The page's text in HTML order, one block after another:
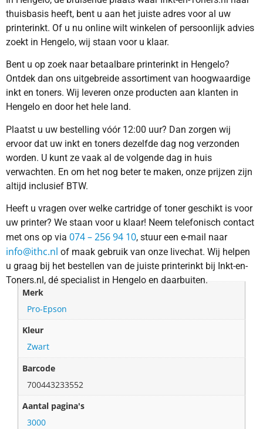
thuisbasis heeft, bent u aan het juiste adres voor al uw
printerinkt. Of u nu online wilt winkelen of persoonlijk advies
zoekt in Hengelo, wij staan voor u klaar.
Bent u op zoek naar betaalbare printerinkt in Hengelo?
Ontdek dan ons uitgebreide assortiment van hoogwaardige
inkt en toners. Wij leveren onze producten aan klanten in
Hengelo en door het hele land.
Plaatst u uw bestelling vóór 12:00 uur? Dan zorgen wij
ervoor dat uw inkt en toners dezelfde dag nog verzonden
worden. U kunt ze vaak al de volgende dag in huis
verwachten. En om het nog beter te maken, onze prijzen zijn
altijd inclusief BTW.
Heeft u vragen over welke cartridge of toner geschikt is voor
uw printer? We staan voor u klaar! Neem telefonisch contact
met ons op via 074 – 256 94 10, stuur een e-mail naar
info@ithc.nl of maak gebruik van onze livechat. Wij helpen
u graag bij het bestellen van de juiste printerinkt bij Inkt-en-
Toners.nl, dé specialist in Hengelo en daarbuiten.
Merk
Pro-Epson
Kleur
Zwart
Barcode
700443233552
Aantal pagina's
3000